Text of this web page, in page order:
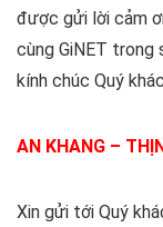
được gửi lời cảm
cùng GiNET trong
kính chúc Quý
AN KHANG –
Xin gửi tới Quý